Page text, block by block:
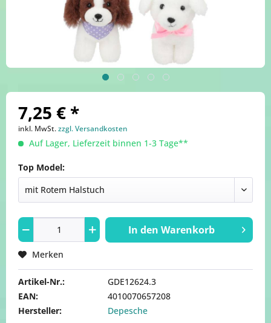
7,25 € *
inkl. MwSt.zzgl. Versandkosten
Auf Lager, Lieferzeit binnen 1-3 Tage**
Top Model:
In den Warenkorb
Merken
Artikel-Nr.:
GDE12624.3
EAN:
4010070657208
Hersteller:
Depesche